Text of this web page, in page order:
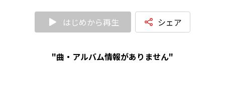
はじめから再生 シェア
"曲・アルバム情報がありません"